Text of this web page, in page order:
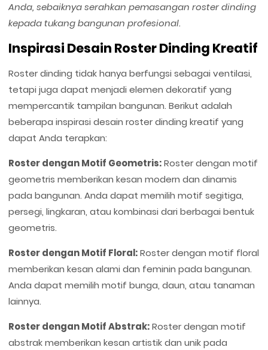
Anda, sebaiknya serahkan pemasangan roster dinding
kepada tukang bangunan profesional.
Inspirasi Desain Roster Dinding Kreatif
Roster dinding tidak hanya berfungsi sebagai ventilasi,
tetapi juga dapat menjadi elemen dekoratif yang
mempercantik tampilan bangunan. Berikut adalah
beberapa inspirasi desain roster dinding kreatif yang
dapat Anda terapkan:
Roster dengan Motif Geometris:Roster dengan motif
geometris memberikan kesan modern dan dinamis
pada bangunan. Anda dapat memilih motif segitiga,
persegi, lingkaran, atau kombinasi dari berbagai bentuk
geometris.
Roster dengan Motif Floral:Roster dengan motif floral
memberikan kesan alami dan feminin pada bangunan.
Anda dapat memilih motif bunga, daun, atau tanaman
lainnya.
Roster dengan Motif Abstrak:Roster dengan motif
abstrak memberikan kesan artistik dan unik pada